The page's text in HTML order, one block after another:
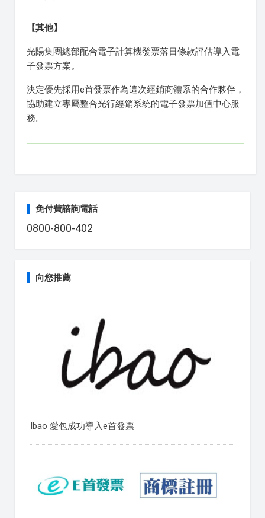
【其他】
光陽集團總部配合電子計算機發票落日條款評估導入電
子發票方案。
決定優先採用e首發票作為這次經銷商體系的合作夥伴，
協助建立專屬整合光行經銷系統的電子發票加值中心服
務。
免付費諮詢電話
0800-800-402
向您推薦
Ibao 愛包成功導入e首發票